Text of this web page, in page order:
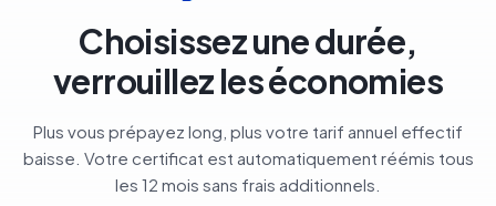
Choisissez une durée,
verrouillez les économies
Plus vous prépayez long, plus votre tarif annuel effectif
baisse. Votre certificat est automatiquement réémis tous
les 12 mois sans frais additionnels.